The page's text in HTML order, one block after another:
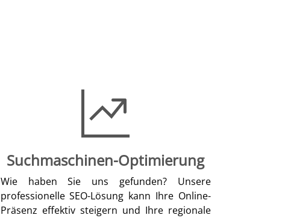
Suchmaschinen-Optimierung
Wie haben Sie uns gefunden? Unsere
professionelle SEO-Lösung kann Ihre Online-
Präsenz effektiv steigern und Ihre regionale